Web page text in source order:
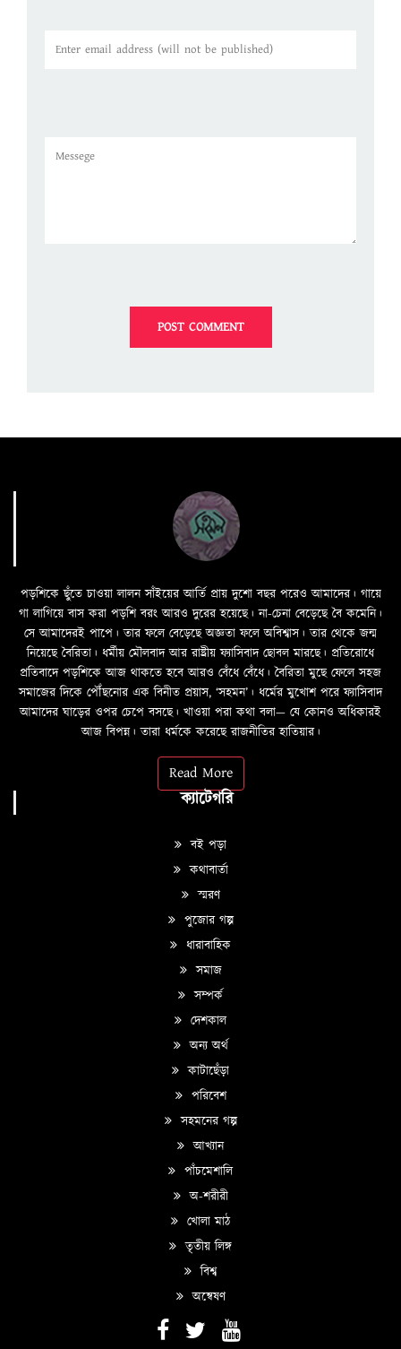
পড়শিকে ছুঁতে চাওয়া লালন সাঁইয়ের আর্তি প্রায় দুশো বছর পরেও আমাদের। গায়ে
গা লাগিয়ে বাস করা পড়শি বরং আরও দুরের হয়েছে। না-চেনা বেড়েছে বৈ কমেনি।
সে আমাদেরই পাপে। তার ফলে বেড়েছে অজ্ঞতা ফলে অবিশ্বাস। তার থেকে জন্ম
নিয়েছে বৈরিতা। ধর্মীয় মৌলবাদ আর রাষ্ট্রীয় ফ্যাসিবাদ ছোবল মারছে। প্রতিরোধে
প্রতিবাদে পড়শিকে আজ থাকতে হবে আরও বেঁধে বেঁধে। বৈরিতা মুছে ফেলে সহজ
সমাজের দিকে পৌঁছনোর এক বিনীত প্রয়াস, ‘সহমন’। ধর্মের মুখোশ পরে ফ্যাসিবাদ
আমাদের ঘাড়ের ওপর চেপে বসছে। খাওয়া পরা কথা বলা—­­ যে কোনও অধিকারই
আজ বিপন্ন। তারা ধর্মকে করেছে রাজনীতির হাতিয়ার।
Read More
ক্যাটেগরি
বই পড়া
কথাবার্তা
স্মরণ
পুজোর গল্প
ধারাবাহিক
সমাজ
সম্পর্ক
দেশকাল
অন্য অর্থ
কাটাছেঁড়া
পরিবেশ
সহমনের গল্প
আখ্যান
পাঁচমেশালি
অ-শরীরী
খোলা মাঠ
তৃতীয় লিঙ্গ
বিশ্ব
অন্বেষণ